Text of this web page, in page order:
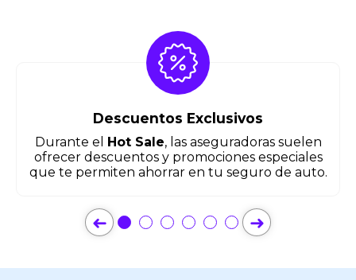
Descuentos Exclusivos
Durante el Hot Sale, las aseguradoras suelen
ofrecer descuentos y promociones especiales
que te permiten ahorrar en tu seguro de auto.
➜ ➜